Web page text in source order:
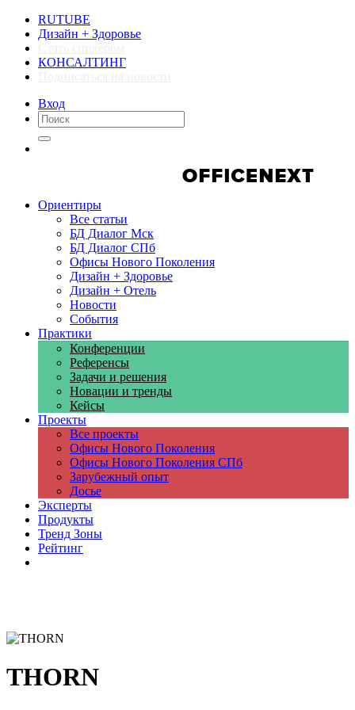
RUTUBE
Дизайн + Здоровье
КОНСАЛТИНГ
Вход
Ориентиры
Все статьи
БД Диалог Мск
БД Диалог СПб
Офисы Нового Поколения
Дизайн + Здоровье
Дизайн + Отель
Новости
События
Практики
Конференции
Референсы
Задачи и решения
Новации и тренды
Кейсы
Проекты
Все проекты
Офисы Нового Поколения
Офисы Нового Поколения СПб
Зарубежный опыт
Досье
Эксперты
Продукты
Тренд Зоны
Рейтинг
THORN